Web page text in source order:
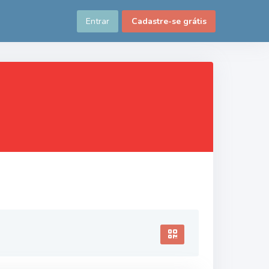
Entrar Cadastre-se grátis